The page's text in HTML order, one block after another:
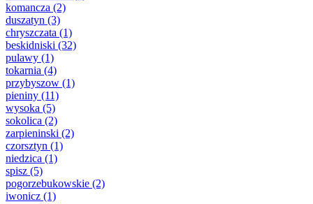
komancza (2)
duszatyn (3)
chryszczata (1)
beskidniski (32)
pulawy (1)
tokarnia (4)
przybyszow (1)
pieniny (11)
wysoka (5)
sokolica (2)
zarpieninski (2)
czorsztyn (1)
niedzica (1)
spisz (5)
pogorzebukowskie (2)
iwonicz (1)